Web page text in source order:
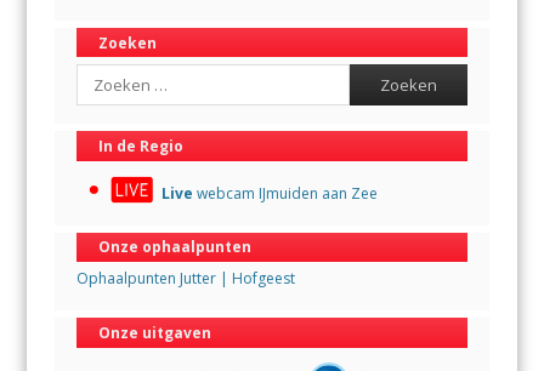
Zoeken
Search
In de Regio
Live webcam IJmuiden aan Zee
Onze ophaalpunten
Ophaalpunten Jutter | Hofgeest
Onze uitgaven